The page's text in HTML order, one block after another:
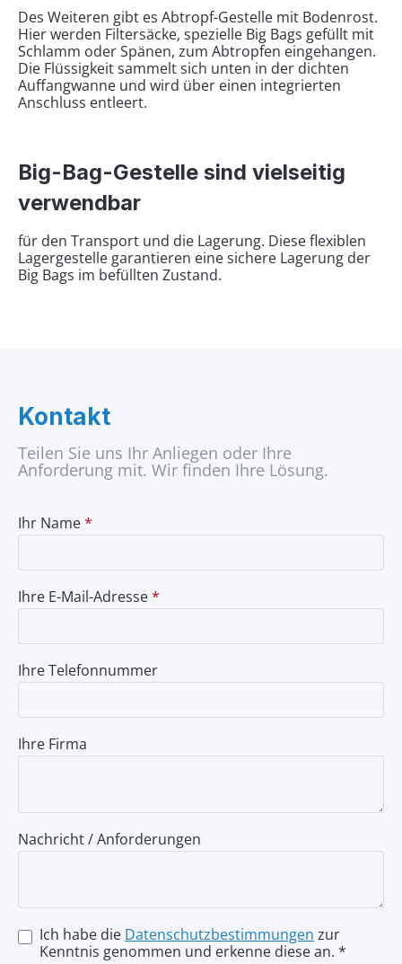
Des Weiteren gibt es Abtropf-Gestelle mit Bodenrost.
Hier werden Filtersäcke, spezielle Big Bags gefüllt mit
Schlamm oder Spänen, zum Abtropfen eingehangen.
Die Flüssigkeit sammelt sich unten in der dichten
Auffangwanne und wird über einen integrierten
Anschluss entleert.
Big-Bag-Gestelle sind vielseitig
verwendbar
für den Transport und die Lagerung. Diese flexiblen
Lagergestelle garantieren eine sichere Lagerung der
Big Bags im befüllten Zustand.
Kontakt
Teilen Sie uns Ihr Anliegen oder Ihre
Anforderung mit. Wir finden Ihre Lösung.
Ihr Name*
Ihre E-Mail-Adresse*
Ihre Telefonnummer
Ihre Firma
Nachricht / Anforderungen
Ich habe die Datenschutzbestimmungen zur
Kenntnis genommen und erkenne diese an. *